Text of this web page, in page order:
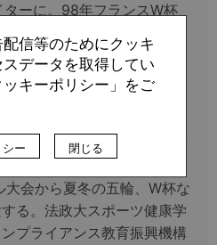
ーに。98年フランスW杯
ーをまとめた「6月の軌
スポーツライター賞受賞。
「中田英寿 IN HIS
波浩 夢の中まで左足」
の軌跡」の39人へのインタ
表を生きる」（文芸春秋）
会から夏冬の五輪、W杯な
る。法政大スポーツ健康学
プライアンス教育振興機構
信等のためにクッキ
データを取得してい
キーポリシー」をご
ー 閉じる